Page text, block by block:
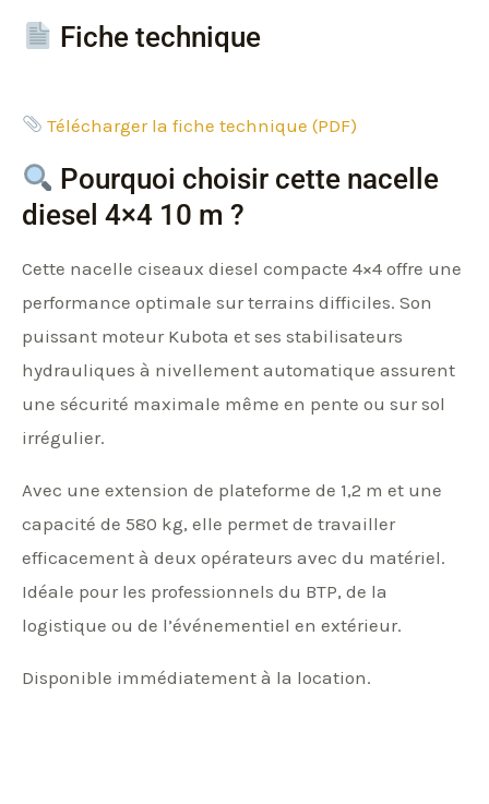
Fiche technique
Télécharger la fiche technique (PDF)
Pourquoi choisir cette nacelle
diesel 4×4 10 m ?
Cette nacelle ciseaux diesel compacte 4×4 offre une
performance optimale sur terrains difficiles. Son
puissant moteur Kubota et ses stabilisateurs
hydrauliques à nivellement automatique assurent
une sécurité maximale même en pente ou sur sol
irrégulier.
Avec une extension de plateforme de 1,2 m et une
capacité de 580 kg, elle permet de travailler
efficacement à deux opérateurs avec du matériel.
Idéale pour les professionnels du BTP, de la
logistique ou de l’événementiel en extérieur.
Disponible immédiatement à la location.